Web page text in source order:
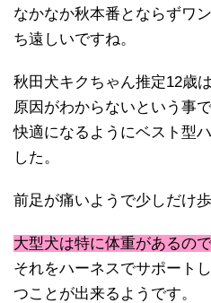
なかなか秋本番とならずワ
ち遠しいですね。
秋田犬キクちゃん推定12歳
原因がわからないという事
快適になるようにベスト型
した。
前足が痛いようで少しだけ
大型犬は特に体重があるの
それをハーネスでサポート
つことが出来るようです。